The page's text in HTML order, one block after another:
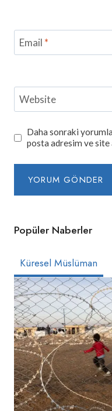
Email *
Website
Daha sonraki
posta adresim ve site
Popüler Naberler
Küresel Müslüman